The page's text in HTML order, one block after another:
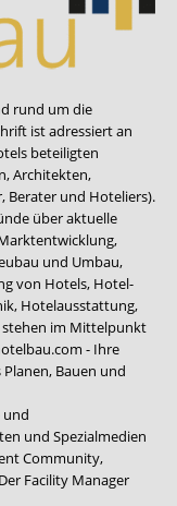
rund um die
ist adressiert an
beteiligten
Architekten,
Berater und Hoteliers).
über aktuelle
und Umbau,
von Hotels, Hotel-
Hotelausstattung,
im Mittelpunkt
- Ihre
Bauen und
und
und Spezialmedien
Community,
Der Facility Manager